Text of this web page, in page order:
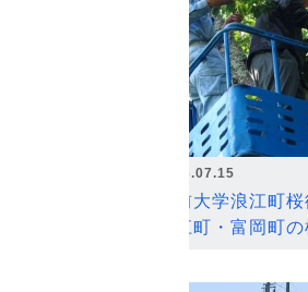
2026.07.15
弘前大学浪江町
浪江町・富岡町